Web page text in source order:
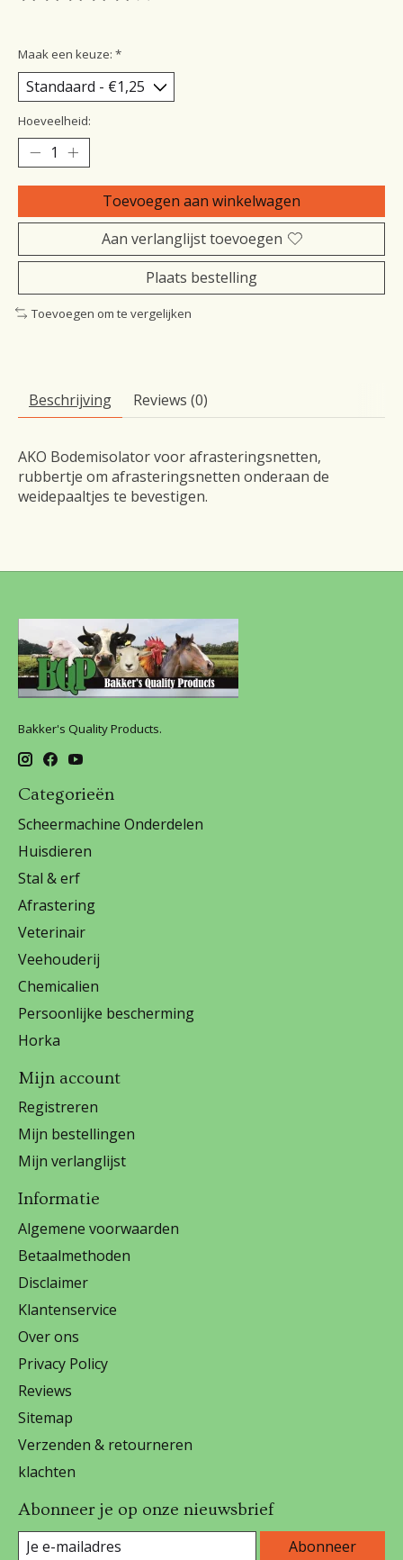
Maak een keuze: *
Hoeveelheid:
Toevoegen aan winkelwagen
Aan verlanglijst toevoegen
Plaats bestelling
Toevoegen om te vergelijken
Beschrijving Reviews (0)
AKO Bodemisolator voor afrasteringsnetten,
rubbertje om afrasteringsnetten onderaan de
weidepaaltjes te bevestigen.
Bakker's Quality Products.
Categorieën
Scheermachine Onderdelen
Huisdieren
Stal & erf
Afrastering
Veterinair
Veehouderij
Chemicalien
Persoonlijke bescherming
Horka
Mijn account
Registreren
Mijn bestellingen
Mijn verlanglijst
Informatie
Algemene voorwaarden
Betaalmethoden
Disclaimer
Klantenservice
Over ons
Privacy Policy
Reviews
Sitemap
Verzenden & retourneren
klachten
Abonneer je op onze nieuwsbrief
Abonneer